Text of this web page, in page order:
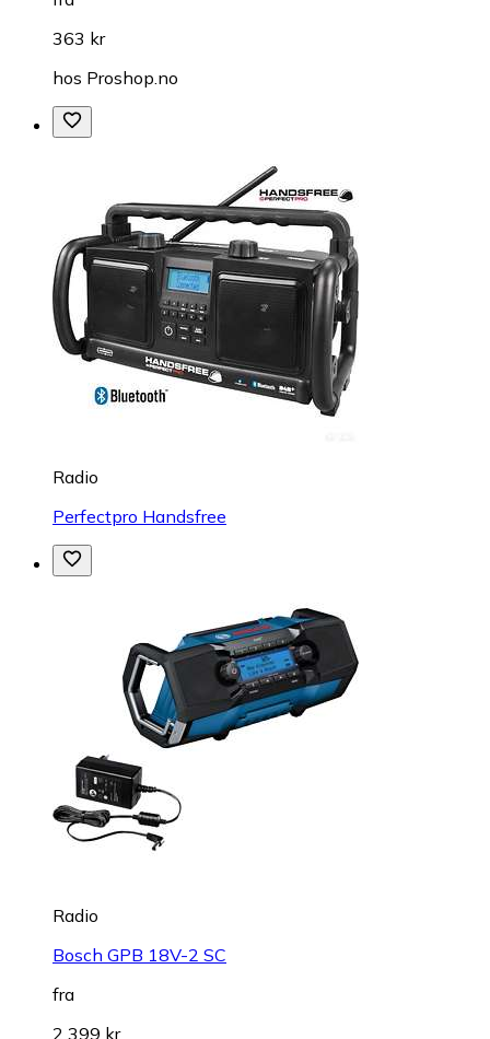
363 kr
hos Proshop.no
Radio
Perfectpro Handsfree
Radio
Bosch GPB 18V-2 SC
fra
2 399 kr